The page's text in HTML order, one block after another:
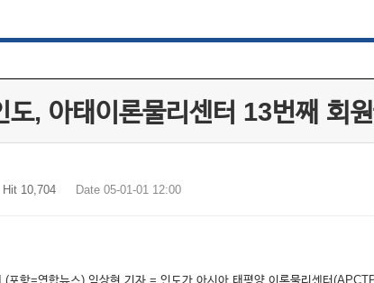
, 아태이론물리센터 13번째 회
Hit 10,704 Date 05-01-01 12:00
포항=연합뉴스) 임상현 기자 = 인도가 아시아.태평양 이론물리센터